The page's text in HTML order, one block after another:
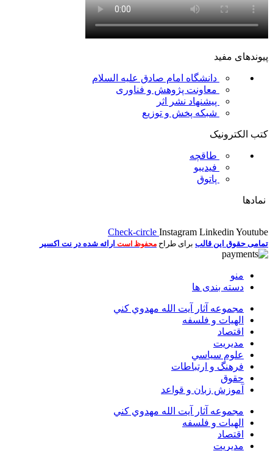
پیوندهای مفید
دانشگاه امام صادق علیه السلام
معاونت پژوهش و فناوری
پیشنهاد نشر اثر
شبکه پخش و توزیع
کتب الکترونیک
طاقچه
فیدیبو
پاتوق
نمادها
Check-circle Instagram Linkedin Youtube
تمامی حقوق این قالب برای طراح محفوظ است ارائه شده در نت اکسیر
منو
دسته بندی ها
مجموعه آثار آيت الله مهدوي كني
الهیات و فلسفه
اقتصاد
مديريت
علوم سياسي
فرهنگ و ارتباطات
حقوق
آموزش زبان و قواعد
مجموعه آثار آيت الله مهدوي كني
الهیات و فلسفه
اقتصاد
مديريت